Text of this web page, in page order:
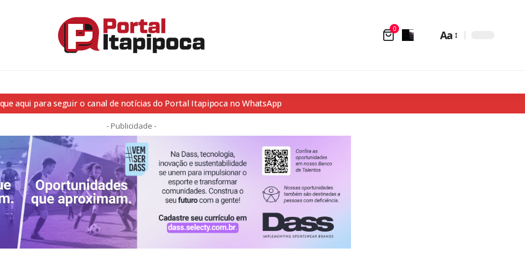
0 Aa
aqui para seguir o canal de notícias do Portal Itapipoca no WhatsApp
- Publicidade -